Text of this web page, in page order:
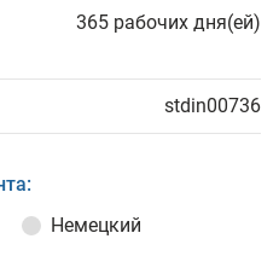
365 рабочих дня(ей)
stdin00736
Немецкий